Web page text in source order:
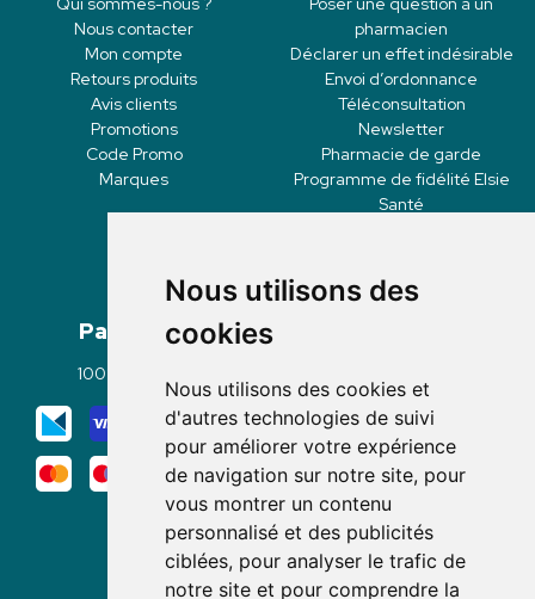
Nous utilisons des
cookies
Nous utilisons des cookies et
d'autres technologies de suivi
pour améliorer votre expérience
de navigation sur notre site, pour
vous montrer un contenu
personnalisé et des publicités
ciblées, pour analyser le trafic de
notre site et pour comprendre la
Nous contacter
Mon compte
Retours produits
Avis clients
Promotions
Code Promo
Marques
pharmacien
Déclarer un effet indésirable
Envoi d’ordonnance
Téléconsultation
Newsletter
Pharmacie de garde
Programme de fidélité Elsie
Santé
Paiement
100% sécurisé
Mode de livraison